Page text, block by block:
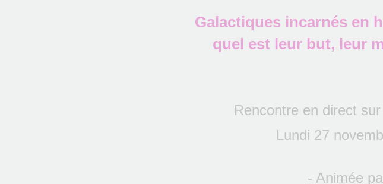
Galactiques incarnés en
quel est leur but, leur
Rencontre en direct
Lundi 27
- Animée